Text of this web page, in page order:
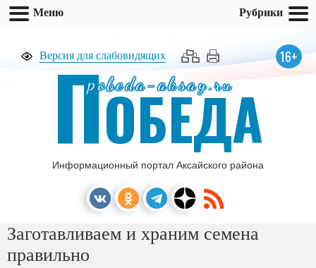
Версия для слабовидящих 16+
pobeda-aksay.ru
ПОБЕДА
Информационный портал Аксайского района
Заготавливаем и храним семена
правильно
Меню Рубрики